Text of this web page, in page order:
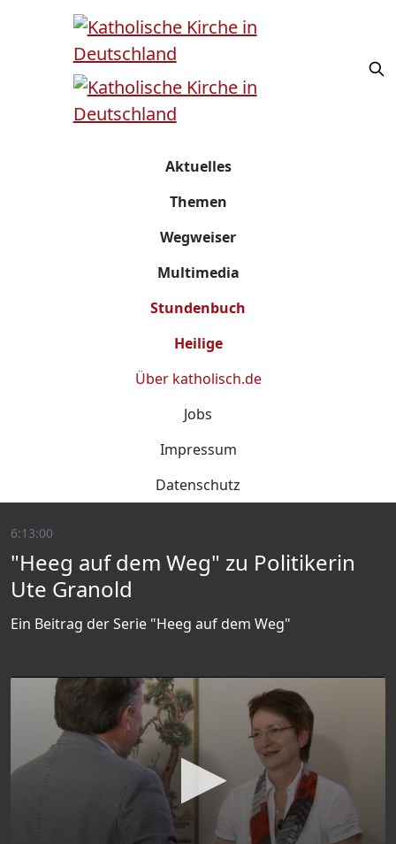
Aktuelles
Themen
Wegweiser
Multimedia
Stundenbuch
Heilige
Über katholisch.de
Jobs
Impressum
Datenschutz
6:13:00
"Heeg auf dem Weg" zu Politikerin
Ute Granold
Ein Beitrag der Serie "Heeg auf dem Weg"